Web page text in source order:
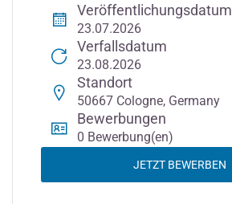
Veröffentlichungsdatum
23.07.2026
Verfallsdatum
23.08.2026
Standort
50667 Cologne, Germany
Bewerbungen
0 Bewerbung(en)
JETZT BEWERBEN